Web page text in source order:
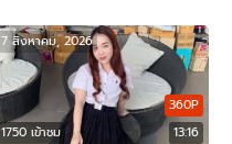
1750 เข้าชม 13:16
360P
7 สิงหาคม, 2026